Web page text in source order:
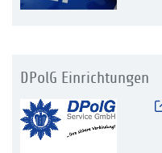
DPolG Einrichtungen